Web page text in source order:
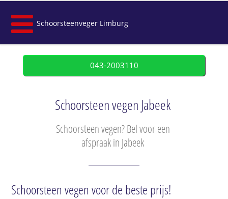
Schoorsteenveger Limburg
043-2003110
Schoorsteen vegen Jabeek
Schoorsteen vegen? Bel voor een
afspraak in Jabeek
Schoorsteen vegen voor de beste prijs!